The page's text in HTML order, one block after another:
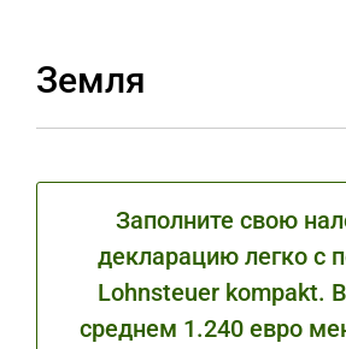
Земля
Заполните свою
декларацию легко с
Lohnsteuer kompakt.
среднем 1.240 евро